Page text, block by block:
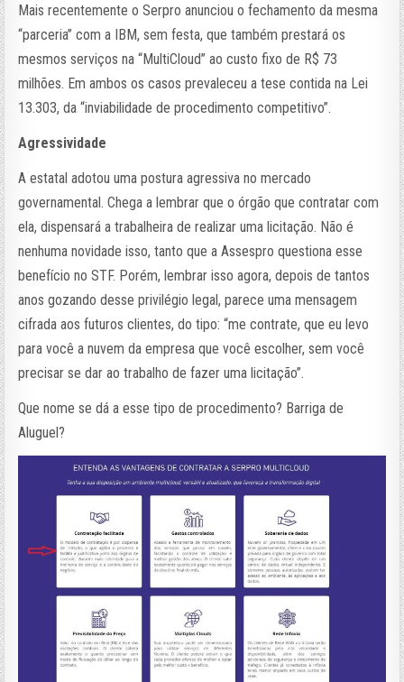
Mais recentemente o Serpro anunciou o fechamento da mesma
“parceria” com a IBM, sem festa, que também prestará os
mesmos serviços na “MultiCloud” ao custo fixo de R$ 73
milhões. Em ambos os casos prevaleceu a tese contida na Lei
13.303, da “inviabilidade de procedimento competitivo”.
Agressividade
A estatal adotou uma postura agressiva no mercado
governamental. Chega a lembrar que o órgão que contratar com
ela, dispensará a trabalheira de realizar uma licitação. Não é
nenhuma novidade isso, tanto que a Assespro questiona esse
benefício no STF. Porém, lembrar isso agora, depois de tantos
anos gozando desse privilégio legal, parece uma mensagem
cifrada aos futuros clientes, do tipo: “me contrate, que eu levo
para você a nuvem da empresa que você escolher, sem você
precisar se dar ao trabalho de fazer uma licitação”.
Que nome se dá a esse tipo de procedimento? Barriga de
Aluguel?